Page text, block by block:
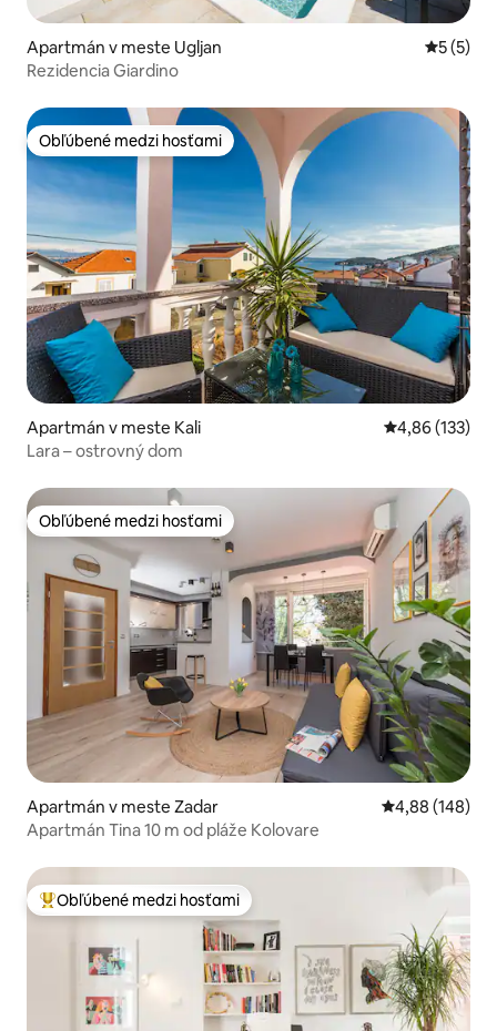
Apartmán v meste Ugljan
5 (5)
Rezidencia Giardino
Obľúbené medzi hosťami
Obľúbené medzi hosťami
Apartmán v meste Kali Priemerné
4,86 (133)
Lara – ostrovný dom
Obľúbené medzi hosťami
Obľúbené medzi hosťami
Apartmán v meste Zadar Priemerné
4,88 (148)
Apartmán Tina 10 m od pláže Kolovare
Najobľúbenejšie medzi hosťami
Obľúbené medzi hosťami